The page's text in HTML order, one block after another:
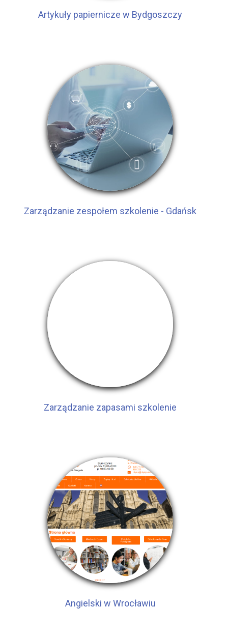
Artykuły papiernicze w Bydgoszczy
Zarządzanie zespołem szkolenie - Gdańsk
Zarządzanie zapasami szkolenie
Angielski w Wrocławiu